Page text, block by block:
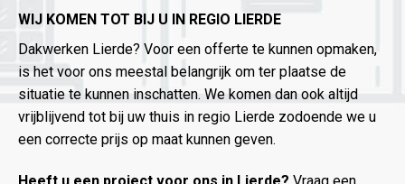
WIJ KOMEN TOT BIJ U IN REGIO LIERDE
Dakwerken Lierde? Voor een offerte te kunnen opmaken,
is het voor ons meestal belangrijk om ter plaatse de
situatie te kunnen inschatten. We komen dan ook altijd
vrijblijvend tot bij uw thuis in regio Lierde zodoende we u
een correcte prijs op maat kunnen geven.